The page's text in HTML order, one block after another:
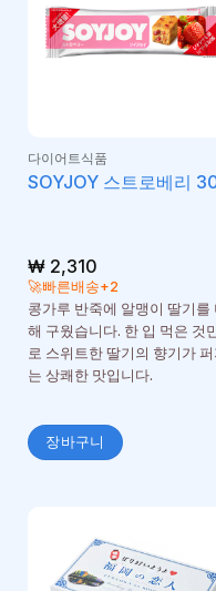
다이어트식품
SOYJOY 스트로베리
₩2,310
🚀빠른배송+2
콩가루 반죽에 알맹이 딸기를
해 구웠습니다. 한 입 먹은 것
로 스위트한 딸기의 향기가 퍼
는 상쾌한 맛입니다.
장바구니